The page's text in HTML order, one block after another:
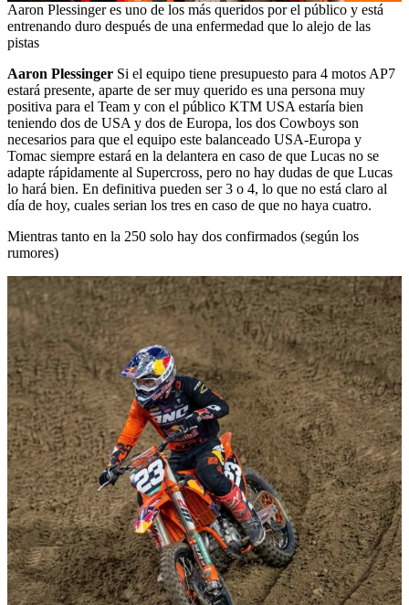
Aaron Plessinger es uno de los más queridos por el público y está
entrenando duro después de una enfermedad que lo alejo de las
pistas
Aaron Plessinger Si el equipo tiene presupuesto para 4 motos AP7
estará presente, aparte de ser muy querido es una persona muy
positiva para el Team y con el público KTM USA estaría bien
teniendo dos de USA y dos de Europa, los dos Cowboys son
necesarios para que el equipo este balanceado USA-Europa y
Tomac siempre estará en la delantera en caso de que Lucas no se
adapte rápidamente al Supercross, pero no hay dudas de que Lucas
lo hará bien. En definitiva pueden ser 3 o 4, lo que no está claro al
día de hoy, cuales serian los tres en caso de que no haya cuatro.
Mientras tanto en la 250 solo hay dos confirmados (según los
rumores)